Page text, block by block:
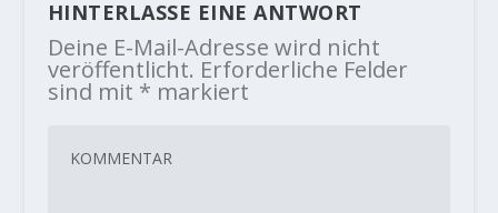
HINTERLASSE EINE ANTWORT
Deine E-Mail-Adresse wird nicht
veröffentlicht. Erforderliche Felder
sind mit * markiert